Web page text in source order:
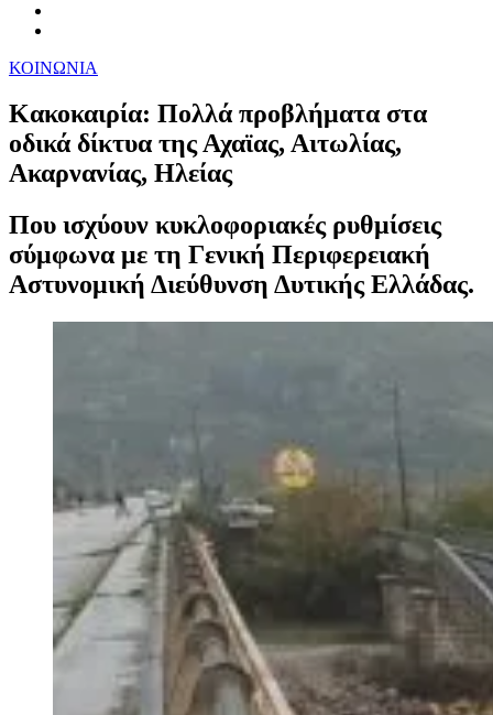
ΚΟΙΝΩΝΙΑ
Κακοκαιρία: Πολλά προβλήματα στα
οδικά δίκτυα της Αχαϊας, Αιτωλίας,
Ακαρνανίας, Ηλείας
Που ισχύουν κυκλοφοριακές ρυθμίσεις
σύμφωνα με τη Γενική Περιφερειακή
Αστυνομική Διεύθυνση Δυτικής Ελλάδας.